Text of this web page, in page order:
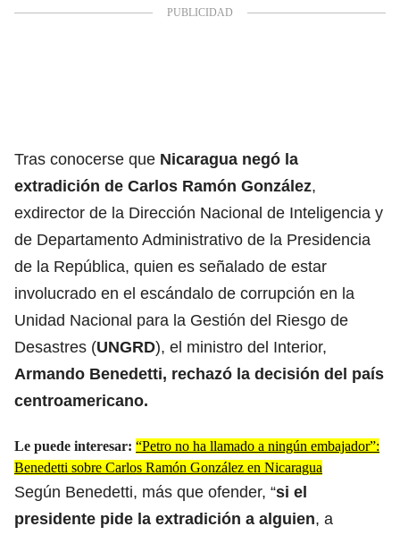
Tras conocerse que Nicaragua negó la
extradición de Carlos Ramón González,
exdirector de la Dirección Nacional de Inteligencia y
de Departamento Administrativo de la Presidencia
de la República, quien es señalado de estar
involucrado en el escándalo de corrupción en la
Unidad Nacional para la Gestión del Riesgo de
Desastres (UNGRD), el ministro del Interior,
Armando Benedetti, rechazó la decisión del país
centroamericano.
Le puede interesar: “Petro no ha llamado a ningún embajador”:
Benedetti sobre Carlos Ramón González en Nicaragua
Según Benedetti, más que ofender, “si el
presidente pide la extradición a alguien, a